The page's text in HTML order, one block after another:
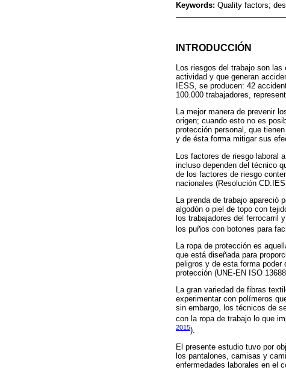
Keywords: Quality factors;
INTRODUCCIÓN
Los riesgos del trabajo son
actividad y que generan
IESS, se producen: 42
100.000 trabajadores,
La mejor manera de prevenir
origen; cuando esto no es
protección personal, que
y de ésta forma mitigar sus
Los factores de riesgo laboral
incluso dependen del técnico
de los factores de riesgo
nacionales (Resolución
La prenda de trabajo apareció
algodón o piel de topo con
los trabajadores del ferrocarril
los puños con botones para
La ropa de protección es
que está diseñada para
peligros y de esta forma poder
protección (UNE-EN ISO
La gran variedad de fibras
experimentar con polímeros
sin embargo, los técnicos de
con la ropa de trabajo lo que
2015).
El presente estudio tuvo por
los pantalones, camisas y
enfermedades laborales en el